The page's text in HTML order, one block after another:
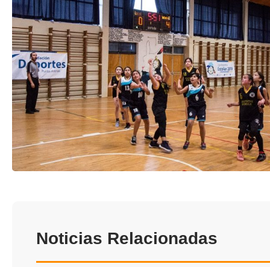
Noticias Relacionadas